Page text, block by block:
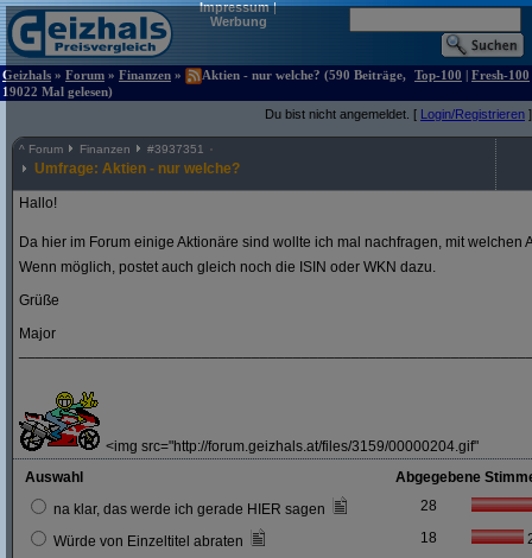
Impressum|
Werbung
Geizhals » Forum » Finanzen »
Aktien - nur welche? (590 Beiträge,
19022 Mal gelesen)
Top-100 | Fresh-100
Du bist nicht angemeldet. [ Login/Registrieren ]
^ Forum Finanzen #3937351
Umfrage: Aktien - nur welche?
Hallo!
Da hier im Forum einige Aktionäre sind wollte ich mal nachfragen, mit welchen
Wenn möglich, postet auch gleich noch die ISIN oder WKN dazu.
Grüße
Major
<img src="http://forum.geizhals.at/files/3159/00000204.gif"
Auswahl
Abgegebene
na klar, das werde ich gerade HIER sagen
28
Würde von Einzeltitel abraten 18